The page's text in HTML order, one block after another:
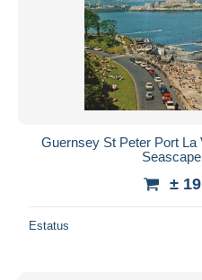
Guernsey St Peter Port La
±
Estatus